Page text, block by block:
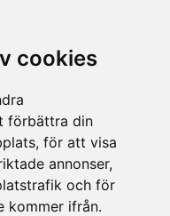
cookies
förbättra din
för att visa
annonser,
och för
kommer ifrån.